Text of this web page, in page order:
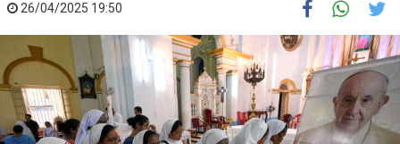
26/04/2025 19:50